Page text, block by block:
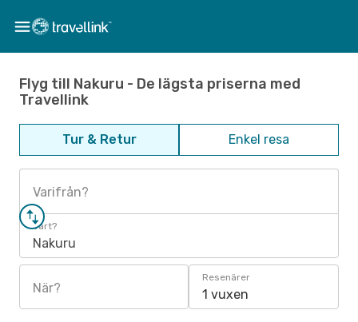
Flyg till Nakuru - De lägsta priserna med
Travellink
Tur & Retur Enkel resa
Varifrån?
Vart?
Nakuru
När?
Resenärer
1 vuxen